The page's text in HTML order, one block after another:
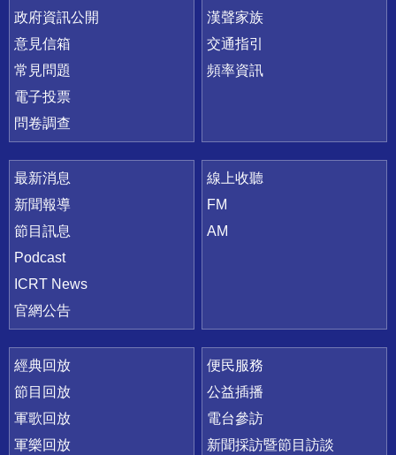
政府資訊公開
意見信箱
常見問題
電子投票
問卷調查
漢聲家族
交通指引
頻率資訊
最新消息
新聞報導
節目訊息
Podcast
ICRT News
官網公告
線上收聽
FM
AM
經典回放
節目回放
軍歌回放
軍樂回放
便民服務
公益插播
電台參訪
新聞採訪暨節目訪談